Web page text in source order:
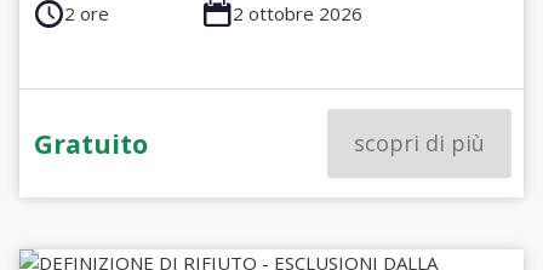
2 ore 2 ottobre 2026
Gratuito scopri di più